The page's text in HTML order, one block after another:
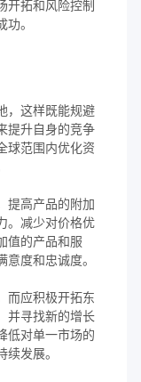
开拓和风险控制
。
，这样既能规避
提升自身的竞争
球范围内优化资
提高产品的附加
。减少对价格优
值的产品和服
度和忠诚度。
而应积极开拓东
并寻找新的增长
低对单一市场的
发展。